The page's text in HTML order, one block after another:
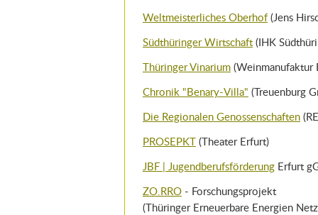
Weltmeisterliches Oberhof (Jens
Südthüringer Wirtschaft (IHK
Thüringer Vinarium (Weinmanufaktur
Chronik "Benary-Villa" (Treuenburg
Die Regionalen Genossenschaften
PROSEPKT (Theater Erfurt)
JBF | Jugendberufsförderung Erfurt
ZO.RRO - Forschungsprojekt
(Thüringer Erneuerbare Energien